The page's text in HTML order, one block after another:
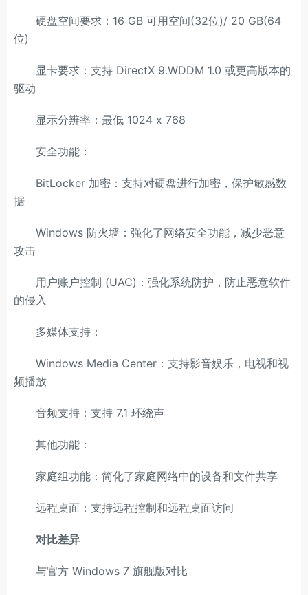
硬盘空间要求：16 GB 可用空间(32位)/ 20 GB(64
位)
显卡要求：支持 DirectX 9.WDDM 1.0 或更高版本的
驱动
显示分辨率：最低 1024 x 768
安全功能：
BitLocker 加密：支持对硬盘进行加密，保护敏感数
据
Windows 防火墙：强化了网络安全功能，减少恶意
攻击
用户账户控制 (UAC)：强化系统防护，防止恶意软件
的侵入
多媒体支持：
Windows Media Center：支持影音娱乐，电视和视
频播放
音频支持：支持 7.1 环绕声
其他功能：
家庭组功能：简化了家庭网络中的设备和文件共享
远程桌面：支持远程控制和远程桌面访问
对比差异
与官方 Windows 7 旗舰版对比